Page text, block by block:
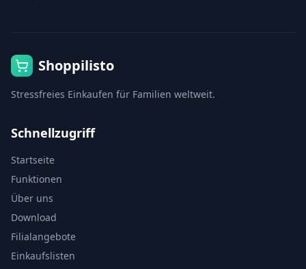
Shoppilisto
Stressfreies Einkaufen für Familien weltweit.
Schnellzugriff
Startseite
Funktionen
Über uns
Download
Filialangebote
Einkaufslisten